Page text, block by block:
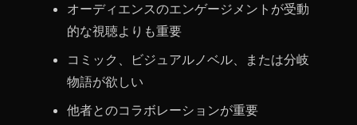
オーディエンスのエンゲージメントが受動
的な視聴よりも重要
コミック、ビジュアルノベル、または分岐
物語が欲しい
他者とのコラボレーションが重要